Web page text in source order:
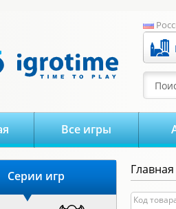
Все игры
Главная
Цена:
Код
Серии игр